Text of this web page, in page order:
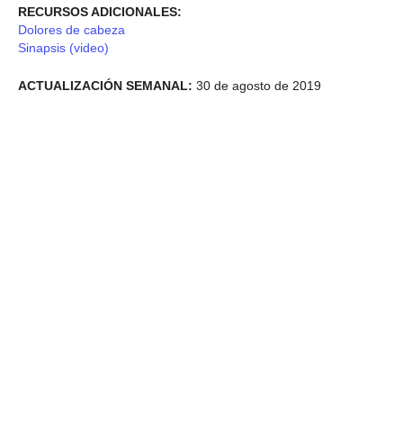
RECURSOS ADICIONALES:
Dolores de cabeza
Sinapsis (video)
ACTUALIZACIÓN SEMANAL: 30 de agosto de 2019